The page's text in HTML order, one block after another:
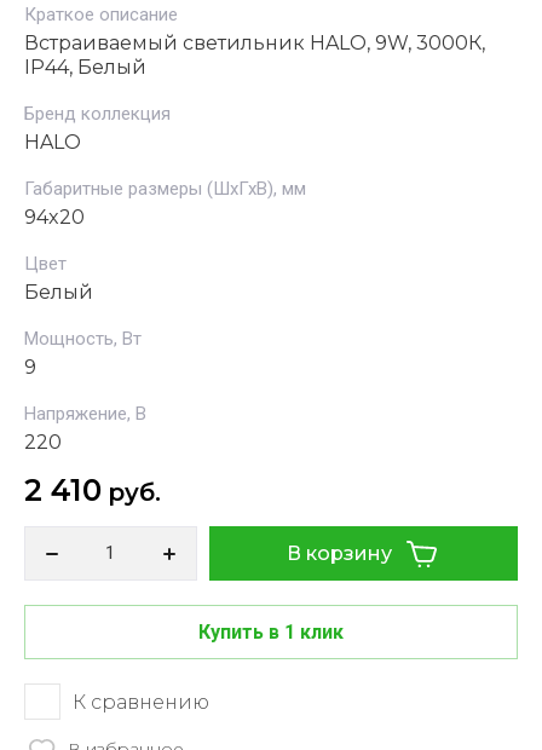
Краткое описание
Встраиваемый светильник HALO, 9W, 3000К,
IP44, Белый
Бренд коллекция
HALO
Габаритные размеры (ШхГхВ), мм
94x20
Цвет
Белый
Мощность, Вт
9
Напряжение, В
220
2 410 руб.
В корзину
Купить в 1 клик
К сравнению